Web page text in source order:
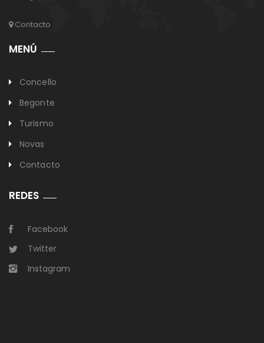
Contacto
MENÚ
Concello
Begonte
Turismo
Novas
Contacto
REDES
Facebook
Twitter
Instagram